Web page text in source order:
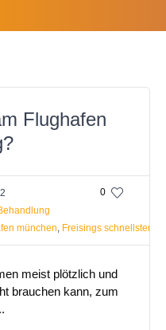
Flughafen
0
münchen Freisings schnellster
meist plötzlich und
brauchen kann, zum